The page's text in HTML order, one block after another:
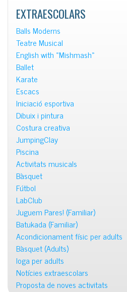
EXTRAESCOLARS
Balls Moderns
Teatre Musical
English with «Mishmash»
Ballet
Karate
Escacs
Iniciació esportiva
Dibuix i pintura
Costura creativa
JumpingClay
Piscina
Activitats musicals
Bàsquet
Fútbol
LabClub
Juguem Pares! (Familiar)
Batukada (Familiar)
Acondicionament físic per adults
Bàsquet (Adults)
Ioga per adults
Notícies extraescolars
Proposta de noves activitats